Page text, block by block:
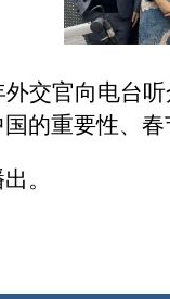
交官向电台
的重要性、
。